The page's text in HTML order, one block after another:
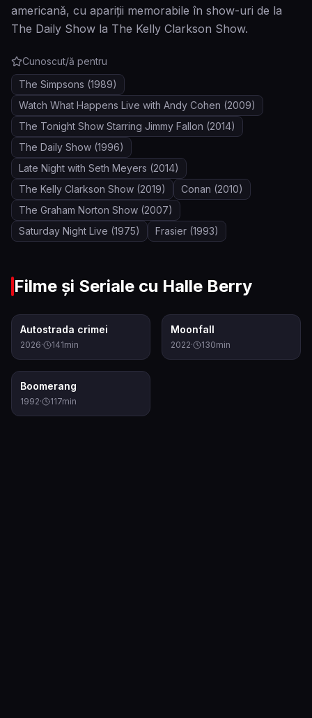
americană, cu apariții memorabile în show-uri de la
The Daily Show la The Kelly Clarkson Show.
Cunoscut/ă pentru
The Simpsons (1989)
Watch What Happens Live with Andy Cohen (2009)
The Tonight Show Starring Jimmy Fallon (2014)
The Daily Show (1996)
Late Night with Seth Meyers (2014)
The Kelly Clarkson Show (2019) Conan (2010)
The Graham Norton Show (2007)
Saturday Night Live (1975) Frasier (1993)
Filme și Seriale cu Halle Berry
Autostrada crimei
2026· 141min
Moonfall
2022· 130min
Boomerang
1992· 117min